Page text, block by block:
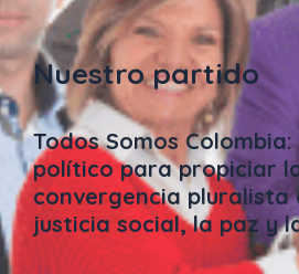
Nuestro partido
Todos Somos
político para propiciar
convergencia
justicia social, la paz y